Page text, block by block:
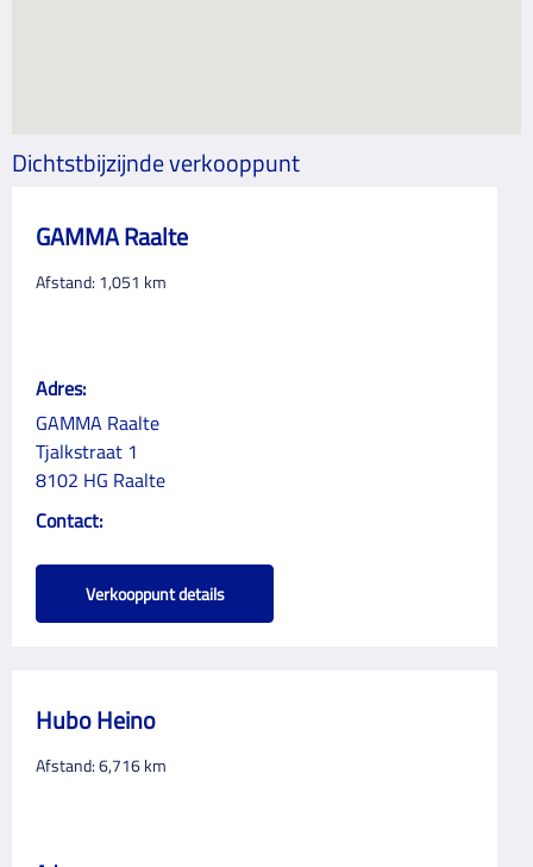
Dichtstbijzijnde verkooppunt
GAMMA Raalte
Afstand: 1,051 km
Adres:
GAMMA Raalte
Tjalkstraat 1
8102 HG Raalte
Contact:
Verkooppunt details
Hubo Heino
Afstand:6,716km